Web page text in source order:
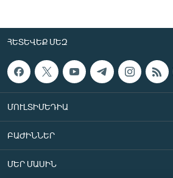
ՀԵՏԵՎԵՔ ՄԵԶ
ՄՈՒԼՏԻՄԵԴԻԱ
ԲԱԺԻՆՆԵՐ
ՄԵՐ ՄԱՍԻՆ